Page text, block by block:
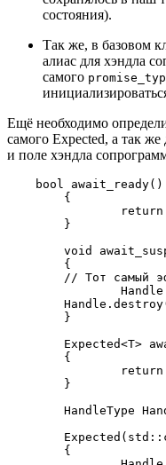
состояния).
Так же, в базовом
алиас для хэндла
самого
Ещё необходимо
самого Expected, а так
и поле хэндла
    bool await_ready()
// Тот самый